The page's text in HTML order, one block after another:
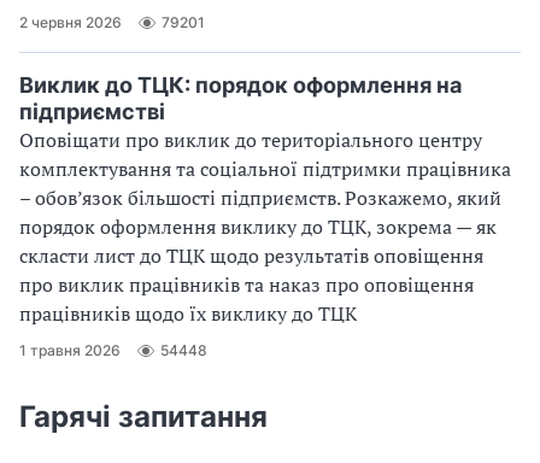
2 червня 2026 79201
Виклик до ТЦК: порядок оформлення на
підприємстві
Оповіщати про виклик до територіального центру
комплектування та соціальної підтримки працівника
– обов’язок більшості підприємств. Розкажемо, який
порядок оформлення виклику до ТЦК, зокрема — як
скласти лист до ТЦК щодо результатів оповіщення
про виклик працівників та наказ про оповіщення
працівників щодо їх виклику до ТЦК
1 травня 2026 54448
Гарячі запитання